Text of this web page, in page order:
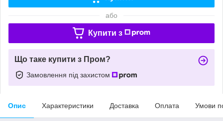
або
Купити з
Що таке купити з Пром?
Замовлення під захистом
Опис Характеристики Доставка Оплата Умови